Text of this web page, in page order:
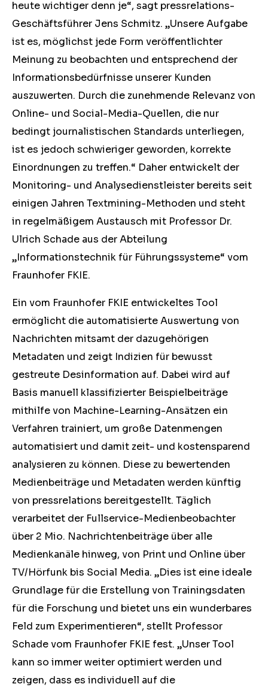
heute wichtiger denn je“, sagt pressrelations-
Geschäftsführer Jens Schmitz. „Unsere Aufgabe
ist es, möglichst jede Form veröffentlichter
Meinung zu beobachten und entsprechend der
Informationsbedürfnisse unserer Kunden
auszuwerten. Durch die zunehmende Relevanz von
Online- und Social-Media-Quellen, die nur
bedingt journalistischen Standards unterliegen,
ist es jedoch schwieriger geworden, korrekte
Einordnungen zu treffen.“ Daher entwickelt der
Monitoring- und Analysedienstleister bereits seit
einigen Jahren Textmining-Methoden und steht
in regelmäßigem Austausch mit Professor Dr.
Ulrich Schade aus der Abteilung
„Informationstechnik für Führungssysteme“ vom
Fraunhofer FKIE.
Ein vom Fraunhofer FKIE entwickeltes Tool
ermöglicht die automatisierte Auswertung von
Nachrichten mitsamt der dazugehörigen
Metadaten und zeigt Indizien für bewusst
gestreute Desinformation auf. Dabei wird auf
Basis manuell klassifizierter Beispielbeiträge
mithilfe von Machine-Learning-Ansätzen ein
Verfahren trainiert, um große Datenmengen
automatisiert und damit zeit- und kostensparend
analysieren zu können. Diese zu bewertenden
Medienbeiträge und Metadaten werden künftig
von pressrelations bereitgestellt. Täglich
verarbeitet der Fullservice-Medienbeobachter
über 2 Mio. Nachrichtenbeiträge über alle
Medienkanäle hinweg, von Print und Online über
TV/Hörfunk bis Social Media. „Dies ist eine ideale
Grundlage für die Erstellung von Trainingsdaten
für die Forschung und bietet uns ein wunderbares
Feld zum Experimentieren“, stellt Professor
Schade vom Fraunhofer FKIE fest. „Unser Tool
kann so immer weiter optimiert werden und
zeigen, dass es individuell auf die